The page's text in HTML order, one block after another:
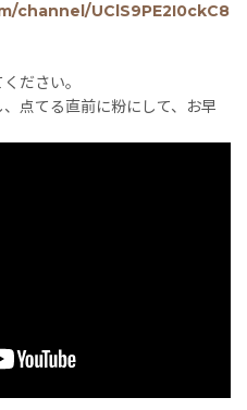
channel/UClS9PE2I0ckC8
ださい。
点てる直前に粉にして、お早